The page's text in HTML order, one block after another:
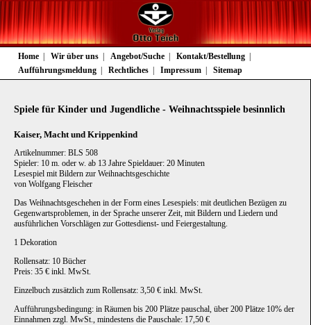
Navigation
überspringen
Home Wir über uns Angebot/Suche
Kontakt/Bestellung
Aufführungsmeldung
Rechtliches Impressum Sitemap
Spiele für Kinder und Jugendliche - Weihnachtsspiele besinnlich
Kaiser, Macht und Krippenkind
Artikelnummer: BLS 508
Spieler: 10 m. oder w. ab 13 Jahre Spieldauer: 20 Minuten
Lesespiel mit Bildern zur Weihnachtsgeschichte
von Wolfgang Fleischer
Das Weihnachtsgeschehen in der Form eines Lesespiels: mit deutlichen Bezügen zu
Gegenwartsproblemen, in der Sprache unserer Zeit, mit Bildern und Liedern und
ausführlichen Vorschlägen zur Gottesdienst- und Feiergestaltung.
1 Dekoration
Rollensatz: 10 Bücher
Preis: 35 € inkl. MwSt.
Einzelbuch zusätzlich zum Rollensatz: 3,50 € inkl. MwSt.
Aufführungsbedingung: in Räumen bis 200 Plätze pauschal, über 200 Plätze 10% der
Einnahmen zzgl. MwSt., mindestens die Pauschale: 17,50 €